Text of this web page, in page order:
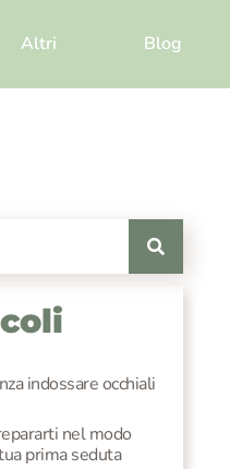
Altri Blog
indossare occhiali
nel modo
prima seduta